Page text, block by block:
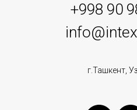
+998 90
г.Ташкент,